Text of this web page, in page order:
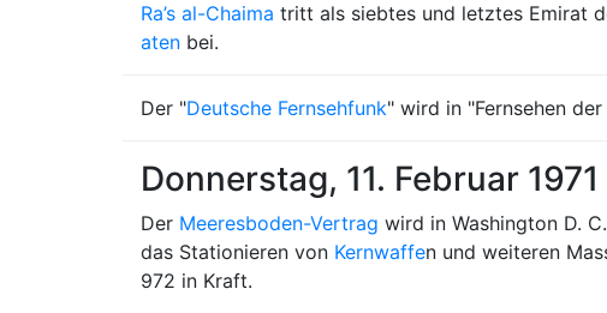
Ra’s al-Chaima tritt als siebtes und letztes Emirat
aten bei.
Der "Deutsche Fernsehfunk" wird in "Fernsehen
Donnerstag, 11. Februar 1971
Der Meeresboden-Vertrag wird in Washington D.
das Stationieren von Kernwaffen und weiteren
972 in Kraft.